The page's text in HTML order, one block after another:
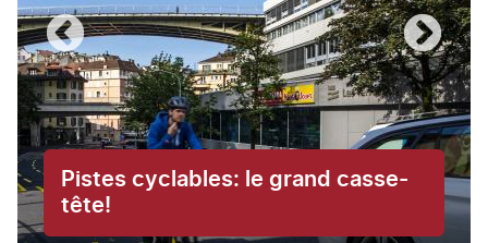
Pistes cyclables: le grand casse-
tête!